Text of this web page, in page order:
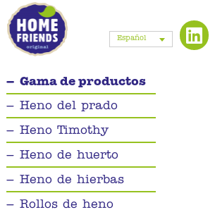
Español
Gama de productos
Heno del prado
Heno Timothy
Heno de huerto
Heno de hierbas
Rollos de heno